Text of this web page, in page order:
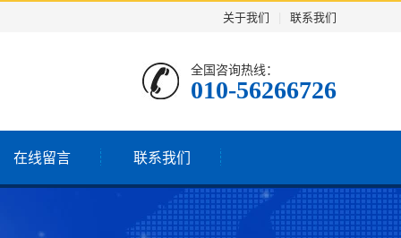
关于我们 联系我们
全国咨询热线：
010-56266726
在线留言 联系我们